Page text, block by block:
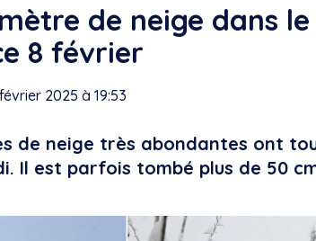
de neige dans
8 février
2025 à 19:53
de neige très abondantes ont
Il est parfois tombé plus de 50